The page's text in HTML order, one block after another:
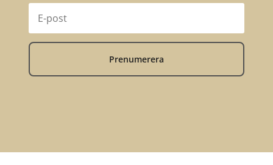
Prenumerera